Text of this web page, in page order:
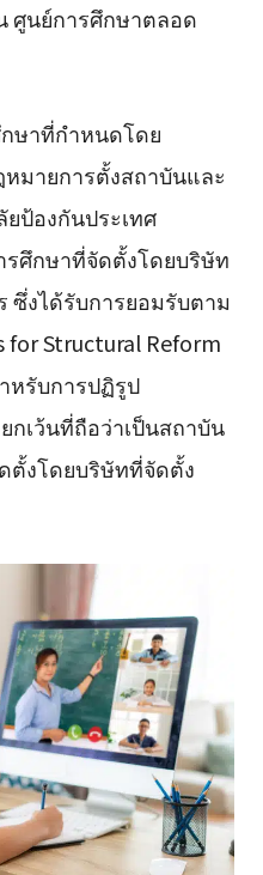
ศูนย์การศึกษาตลอด
ษาที่กำหนดโดย
มายการตั้งสถาบันและ
ป้องกันประเทศ
ศึกษาที่จัดตั้งโดยบริษัท
ซึ่งได้รับการยอมรับตาม
for Structural Reform
หรับการปฏิรูป
เว้นที่ถือว่าเป็นสถาบัน
ตั้งโดยบริษัทที่จัดตั้ง